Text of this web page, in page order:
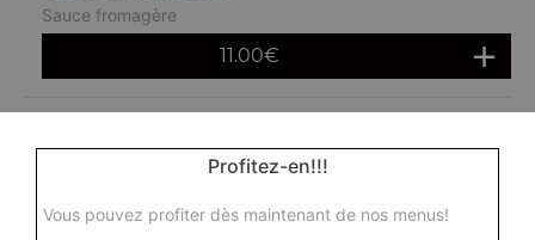
Sauce fromagère
11.00€
Profitez-en!!!
Vous pouvez profiter dès maintenant de nos menus!